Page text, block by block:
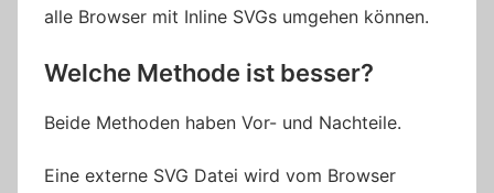
alle Browser mit Inline SVGs umgehen können.
Welche Methode ist besser?
Beide Methoden haben Vor- und Nachteile.
Eine externe SVG Datei wird vom Browser